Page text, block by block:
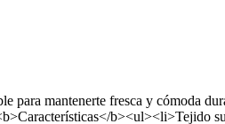
mantenerte fresca y cómoda
b><ul><li>Tejido